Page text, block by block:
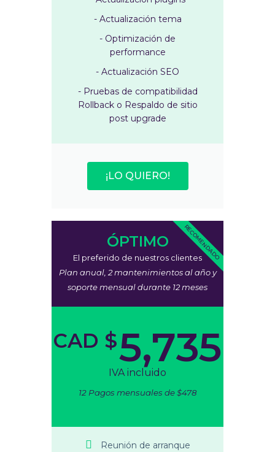
- Actualización tema
- Optimización de
performance
- Actualización SEO
- Pruebas de compatibilidad
Rollback o Respaldo de sitio
post upgrade
¡LO QUIERO!
ÓPTIMO
El preferido de nuestros clientes
Plan anual, 2 mantenimientos al año y
soporte mensual durante 12 meses
CAD $5,735
IVA incluido
12 Pagos mensuales de $478
Reunión de arranque
RECOMENDADO